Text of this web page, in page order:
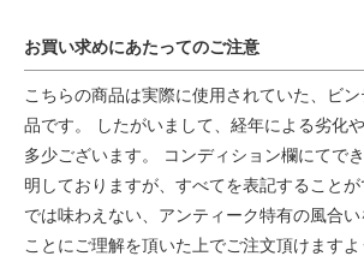
お買い求めにあたってのご注意
こちらの商品は実際に使用されていた、ビン
品です。 したがいまして、経年による劣化
多少ございます。 コンディション欄にてで
明しておりますが、すべてを表記すること
では味わえない、アンティーク特有の風合い
ことにご理解を頂いた上でご注文頂けます